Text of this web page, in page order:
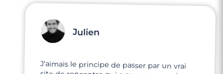
Julien
J'aimais le principe de passer par un vrai
site de rencontre qui a su se renouveler
avec les années ! J'étais dans un état
d'esprit très ouvert à découvrir le site et les
profils représentés, et très enthousiaste à